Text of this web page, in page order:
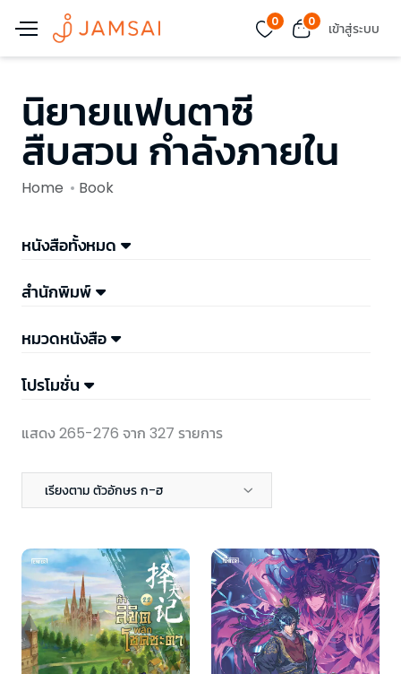
0 0 เข้าสู่ระบบ
นิยายแฟนตาซี
สืบสวน กำลังภายใน
Home Book
หนังสือทั้งหมด
สำนักพิมพ์
หมวดหนังสือ
โปรโมชั่น
แสดง 265-276 จาก 327 รายการ
เรียงตาม ตัวอักษร ก-ฮ